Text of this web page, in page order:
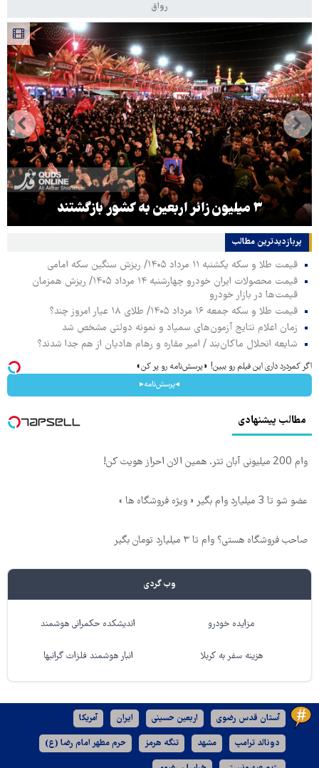
رواق
۳ میلیون زائر اربعین به کشور بازگشتند
پربازدیدترین‌ مطالب
قیمت طلا و سکه یکشنبه ۱۱ مرداد ۱۴۰۵/ ریزش سنگین سکه امامی
قیمت محصولات ایران خودرو چهارشنبه ۱۴ مرداد ۱۴۰۵/ ریزش همزمان
قیمت‌ها در بازار خودرو
قیمت طلا و سکه جمعه ۱۶ مرداد ۱۴۰۵/ طلای ۱۸ عیار امروز چند؟
زمان اعلام نتایج آزمون‌های سمپاد و نمونه دولتی مشخص شد
شایعه انحلال ماکان‌بند / امیر مقاره و رهام هادیان از هم جدا شدند؟
اگر کمردرد داری این فیلم رو ببین! ◗پرسش‌نامه رو پر کن◖
◂پرسش‌نامه▸
مطالب پیشنهادی
وام 200 میلیونی آبان تتر. همین الان احراز هویت کن!
عضو شو تا 3 میلیارد وام بگیر « ویژه فروشگاه ها »
صاحب فروشگاه هستی؟ وام تا ۳ میلیارد تومان بگیر
وب گردی
مزایده خودرو اندیشکده حکمرانی هوشمند
هزینه سفر به کربلا انبار هوشمند فلزات گرانبها
آستان قدس رضوی اربعین حسینی ایران آمریکا
دونالد ترامپ مشهد تنگه هرمز حرم مطهر امام رضا (ع)